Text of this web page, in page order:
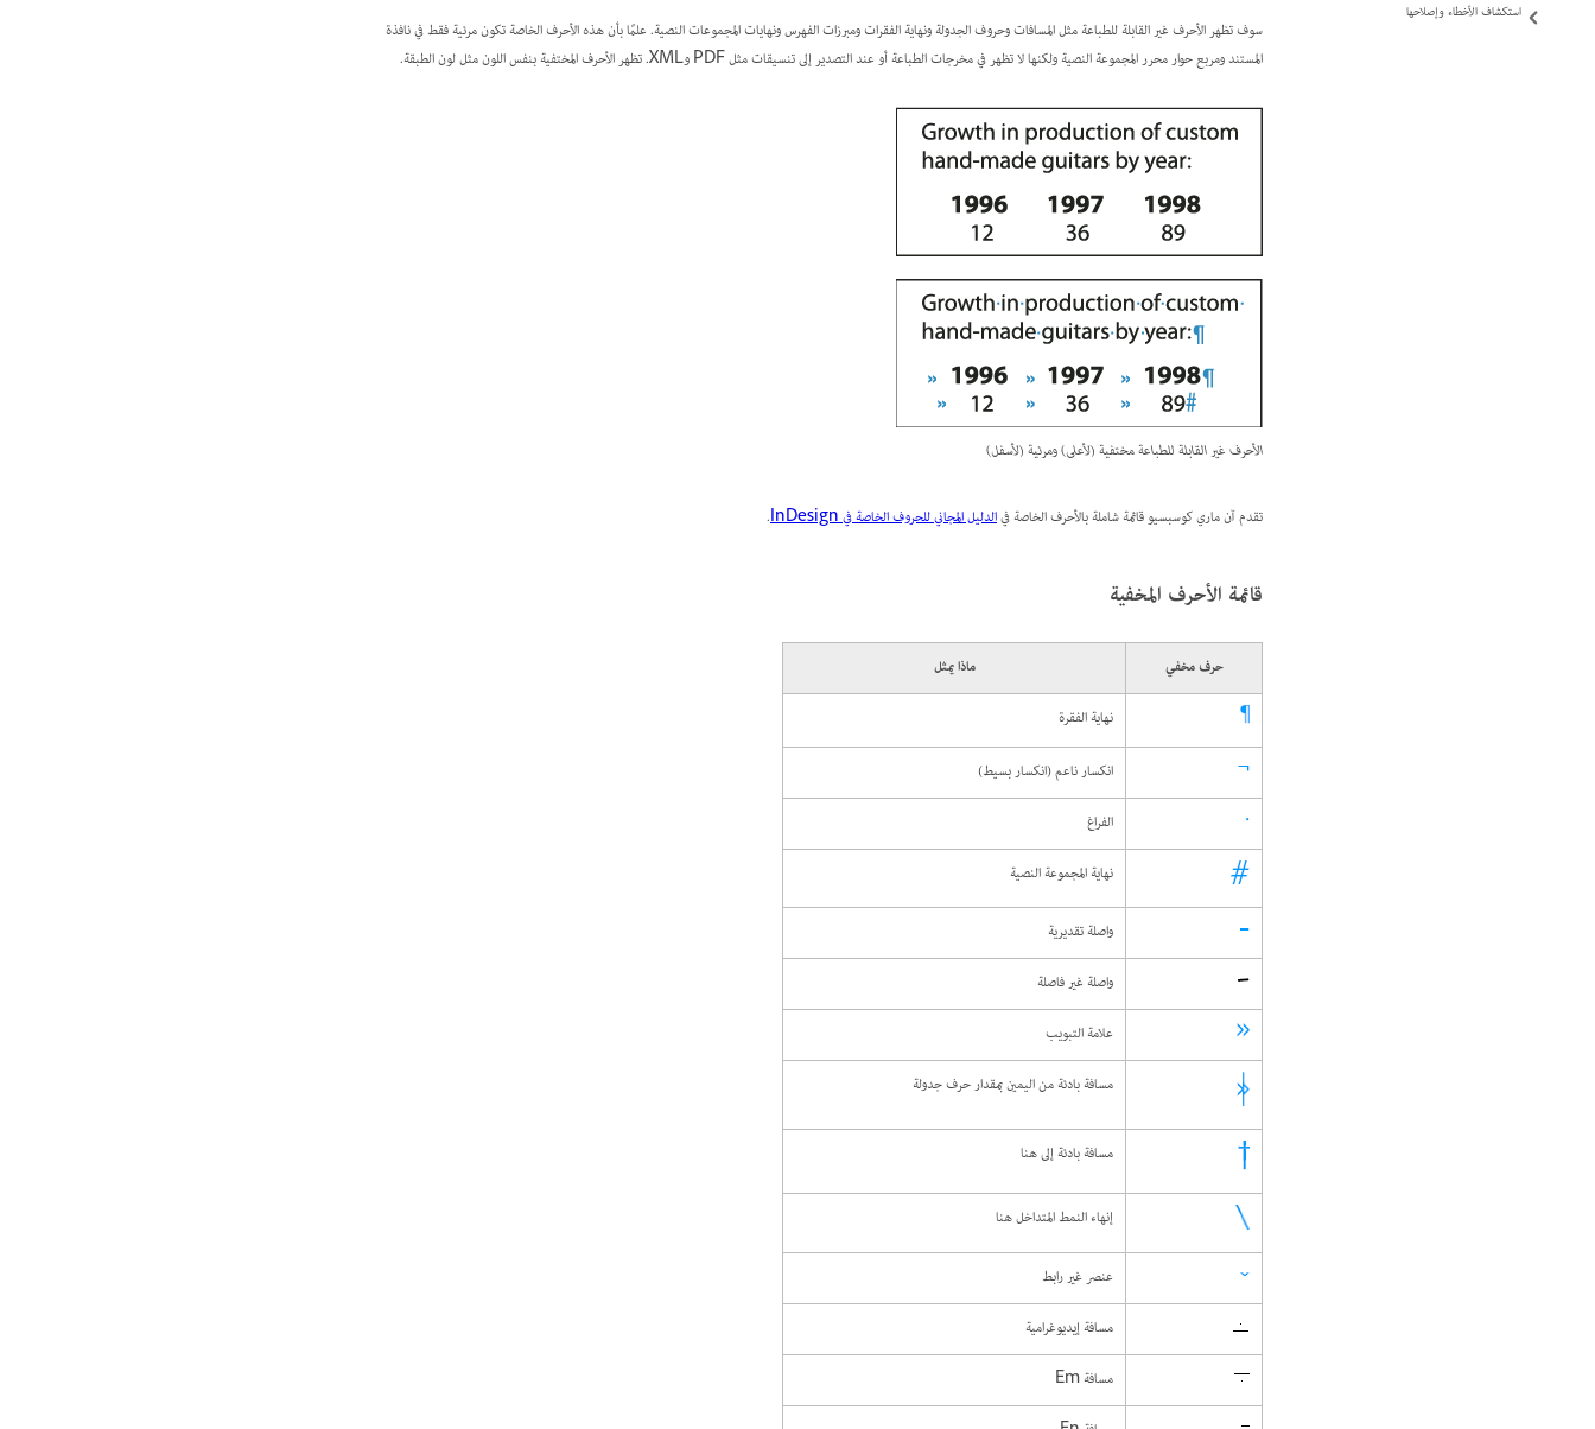
استكشاف الأخطاء وإصلاحها
سوف تظهر الأحرف غير القابلة للطباعة مثل المسافات وحروف الجدولة ونهاية الفقرات ومبرزات الفهرس ونهايات المجموعات النصية. علمًا بأن هذه الأحرف الخاصة تكون مرئية فقط في نافذة
المستند ومربع حوار محرر المجموعة النصية ولكنها لا تظهر في مخرجات الطباعة أو عند التصدير إلى تنسيقات مثل PDF وXML. تظهر الأحرف المختفية بنفس اللون مثل لون الطبقة.
الأحرف غير القابلة للطباعة مختفية (لأعلى) ومرئية (لأسفل)
تقدم آن ماري كوسبسيو قائمة شاملة بالأحرف الخاصة فيالدليل المجاني للحروف الخاصة في InDesign .
قائمة الأحرف المخفية
حرف مخفي
ماذا يمثل
نهاية الفقرة
انكسار ناعم (انكسار بسيط)
الفراغ
نهاية المجموعة النصية
واصلة تقديرية
واصلة غير فاصلة
علامة التبويب
مسافة بادئة من اليمين بمقدار حرف جدولة
مسافة بادئة إلى هنا
إنهاء النمط المتداخل هنا
عنصر غير رابط
مسافة إيديوغرامية
مسافة Em